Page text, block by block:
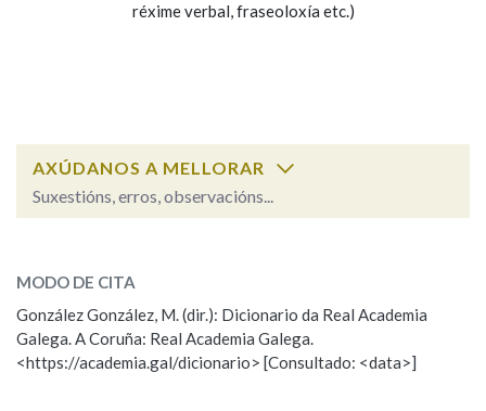
réxime verbal, fraseoloxía etc.)
AXÚDANOS A MELLORAR
Suxestións, erros, observacións...
Observación
Nome
MODO DE CITA
González González, M. (dir.): Dicionario da Real Academia
Galega. A Coruña: Real Academia Galega.
<https://academia.gal/dicionario> [Consultado: <data>]